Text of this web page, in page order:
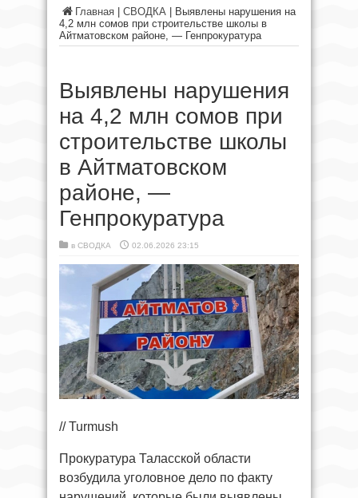
Главная СВОДКА
Выявлены нарушения на
4,2 млн сомов при строительстве школы в
Айтматовском районе, — Генпрокуратура
Выявлены нарушения
на 4,2 млн сомов при
строительстве школы
в Айтматовском
районе, —
Генпрокуратура
в СВОДКА 02.06.2026 23:15
// Turmush
Прокуратура Таласской области
возбудила уголовное дело по факту